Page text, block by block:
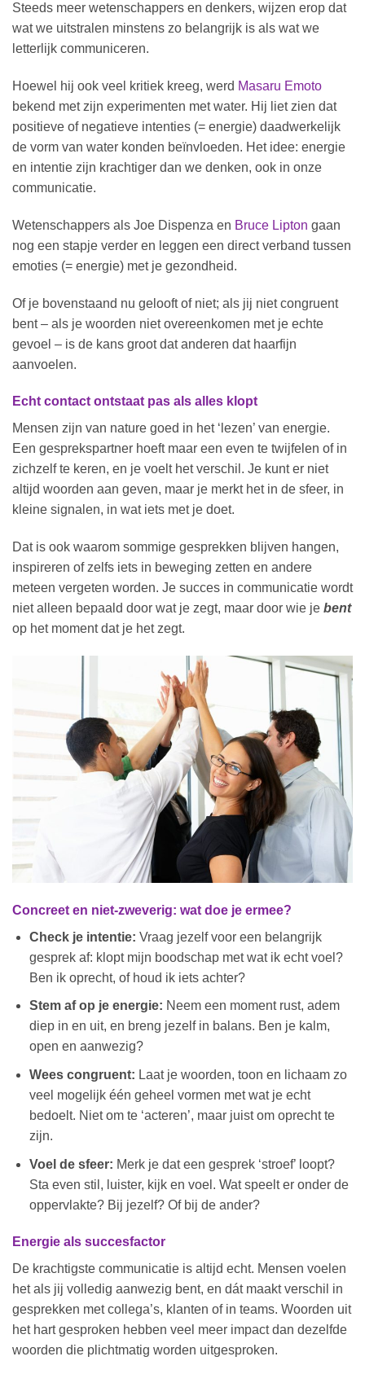
Steeds meer wetenschappers en denkers, wijzen erop dat
wat we uitstralen minstens zo belangrijk is als wat we
letterlijk communiceren.
Hoewel hij ook veel kritiek kreeg, werd Masaru Emoto
bekend met zijn experimenten met water. Hij liet zien dat
positieve of negatieve intenties (= energie) daadwerkelijk
de vorm van water konden beïnvloeden. Het idee: energie
en intentie zijn krachtiger dan we denken, ook in onze
communicatie.
Wetenschappers als Joe Dispenza en Bruce Lipton gaan
nog een stapje verder en leggen een direct verband tussen
emoties (= energie) met je gezondheid.
Of je bovenstaand nu gelooft of niet; als jij niet congruent
bent – als je woorden niet overeenkomen met je echte
gevoel – is de kans groot dat anderen dat haarfijn
aanvoelen.
Echt contact ontstaat pas als alles klopt
Mensen zijn van nature goed in het ‘lezen’ van energie.
Een gesprekspartner hoeft maar een even te twijfelen of in
zichzelf te keren, en je voelt het verschil. Je kunt er niet
altijd woorden aan geven, maar je merkt het in de sfeer, in
kleine signalen, in wat iets met je doet.
Dat is ook waarom sommige gesprekken blijven hangen,
inspireren of zelfs iets in beweging zetten en andere
meteen vergeten worden. Je succes in communicatie wordt
niet alleen bepaald door wat je zegt, maar door wie je bent
op het moment dat je het zegt.
Concreet en niet-zweverig: wat doe je ermee?
Check je intentie: Vraag jezelf voor een belangrijk
gesprek af: klopt mijn boodschap met wat ik echt voel?
Ben ik oprecht, of houd ik iets achter?
Stem af op je energie: Neem een moment rust, adem
diep in en uit, en breng jezelf in balans. Ben je kalm,
open en aanwezig?
Wees congruent: Laat je woorden, toon en lichaam zo
veel mogelijk één geheel vormen met wat je echt
bedoelt. Niet om te ‘acteren’, maar juist om oprecht te
zijn.
Voel de sfeer: Merk je dat een gesprek ‘stroef’ loopt?
Sta even stil, luister, kijk en voel. Wat speelt er onder de
oppervlakte? Bij jezelf? Of bij de ander?
Energie als succesfactor
De krachtigste communicatie is altijd echt. Mensen voelen
het als jij volledig aanwezig bent, en dát maakt verschil in
gesprekken met collega’s, klanten of in teams. Woorden uit
het hart gesproken hebben veel meer impact dan dezelfde
woorden die plichtmatig worden uitgesproken.